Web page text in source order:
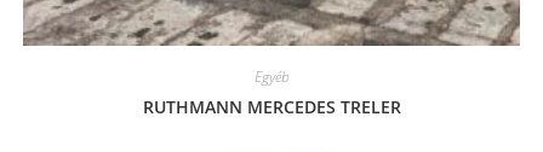
Egyéb
RUTHMANN MERCEDES TRELER